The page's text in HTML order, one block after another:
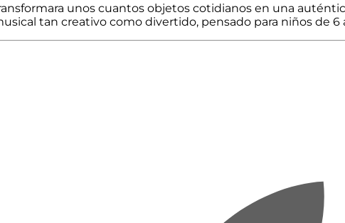
unos cuantos objetos cotidianos en una
tan creativo como divertido, pensado para niños de 6